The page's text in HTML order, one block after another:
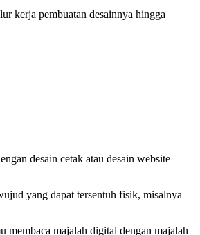
kerja pembuatan desainnya hingga
desain cetak atau desain website
yang dapat tersentuh fisik, misalnya
membaca majalah digital dengan majalah